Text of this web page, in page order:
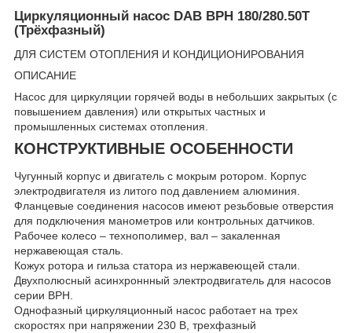
Циркуляционный насос DAB BPH 180/280.50T
(Трёхфазный)
ДЛЯ СИСТЕМ ОТОПЛЕНИЯ И КОНДИЦИОНИРОВАНИЯ
ОПИСАНИЕ
Насос для циркуляции горячей воды в небольших закрытых (с
повышением давления) или открытых частных и
промышленных системах отопления.
КОНСТРУКТИВНЫЕ ОСОБЕННОСТИ
Чугунный корпус и двигатель с мокрым ротором. Корпус
электродвигателя из литого под давлением алюминия.
Фланцевые соединения насосов имеют резьбовые отверстия
для подключения манометров или контрольных датчиков.
Рабочее колесо – технополимер, вал – закаленная
нержавеющая сталь.
Кожух ротора и гильза статора из нержавеющей стали.
Двухполюсный асинхроннный электродвигатель для насосов
серии BPH.
Однофазный циркуляционный насос работает на трех
скоростях при напряжении 230 В, трехфазный